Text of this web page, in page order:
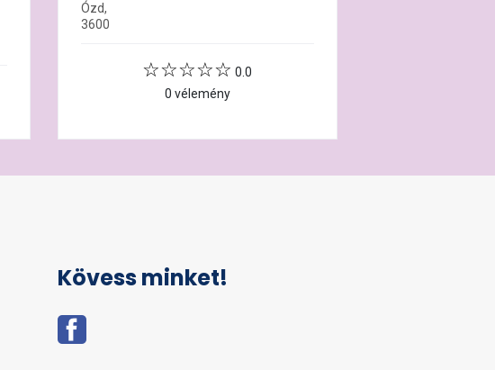
Ózd,
3600
0.0
0 vélemény
Kövess minket!